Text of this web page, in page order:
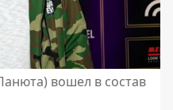
вошел в состав